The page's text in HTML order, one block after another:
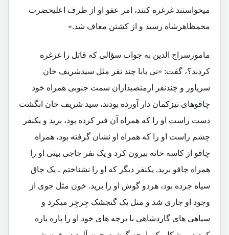
میخواستند غرغره کنند، امر عفو او از طرف اعلیحضرت
محمظاهرشاه رسید و از کشتن معاف شد.»
مامورسراج الدین به جواب سؤالی که قاتل را غرغره
کردند؟، گفت: «نی بابا چند نفر مثل سیدشریف خان
سریاور و چندنفر ازمنصبداران سمت جنوبی همراه خود
چاقوهای تیزکمان دار آورده بودند، سید شریف خان انگشت
دست راست او را که همراه آن فیر کرده بود، برید و یکنفر
چشم راست او را که همراه او نشان گرفته بود، همراه
چاقو از کاسه خانه بیرون کرد و یک نفر جاجی بینی او را
همراه چاقو برید. یکنفر دیگر که او را نشناختم ـ یک چاق
سیاه جرده بود، هردو گوش او را برید. خون مثل جوی از
وجود او جاری شد و مثل یک گنجشک جِرجِر میکرد و
سپاهی های گاردشاهی با برچه های خود او را پاره پاره